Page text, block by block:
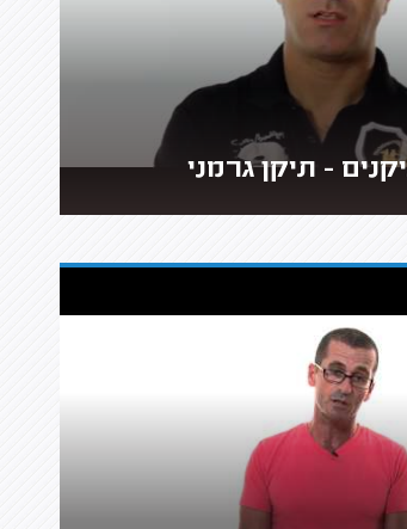
- תיקן גרמני